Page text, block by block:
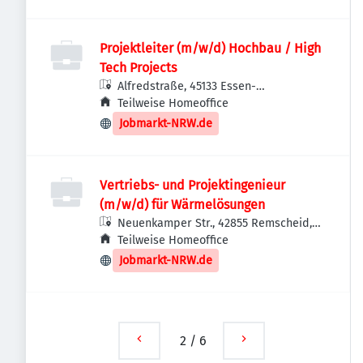
Projektleiter (m/w/d) Hochbau / High
Tech Projects
Alfredstraße, 45133 Essen-
Stadtbezirke IX, Deutschland
Teilweise Homeoffice
Jobmarkt-NRW.de
Vertriebs- und Projektingenieur
(m/w/d) für Wärmelösungen
Neuenkamper Str., 42855 Remscheid,
Deutschland
Teilweise Homeoffice
Jobmarkt-NRW.de
2 / 6